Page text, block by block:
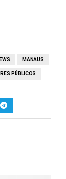
MANAUS
PÚBLICOS